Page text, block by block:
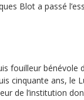
Blot a passé
fouilleur bénévole
cinquante ans, le
de l’institution